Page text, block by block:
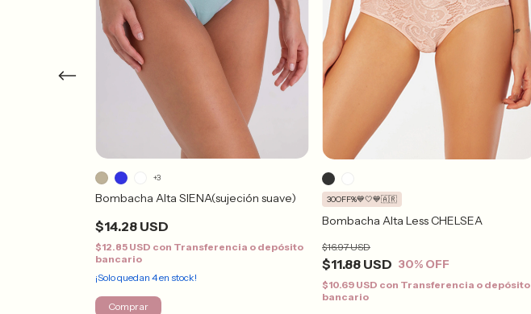
Bombacha Alta SIENA(sujeción suave)
$14.28 USD
$12.85 USD con Transferencia o depósito
bancario
¡Solo quedan 4en stock!
+3
Comprar
Bombacha Alta Less CHELSEA
$11.88 USD
$16.97 USD
30% OFF
30OFF%💙🤍💙🇦🇷
$10.69 USD con Transferencia o depósito
bancario